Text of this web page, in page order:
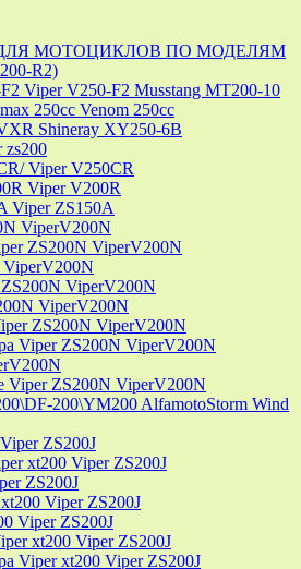
МОТОЦИКЛОВ ПО МОДЕЛЯМ
R2)
Viper V250-F2 Musstang MT200-10
250cc Venom 250cc
Shineray XY250-6B
zs200
Viper V250CR
Viper V200R
Viper ZS150A
ViperV200N
ZS200N ViperV200N
ViperV200N
ViperV200N
ViperV200N
ZS200N ViperV200N
Viper ZS200N ViperV200N
Viper ZS200N ViperV200N
200\YM200 AlfamotoStorm Wind
ZS200J
xt200 Viper ZS200J
ZS200J
Viper ZS200J
Viper ZS200J
xt200 Viper ZS200J
Viper xt200 Viper ZS200J